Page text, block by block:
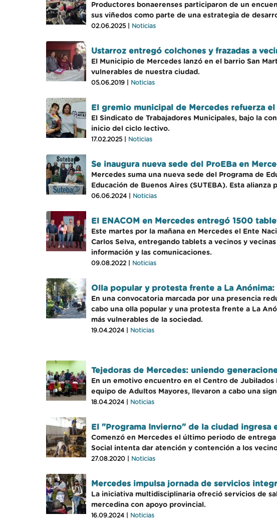
Productores bonaerenses participaron de un
sus viñedos como parte de una estrategia de
02.06.2025 | Noticias
Ustarroz entregó colchones y frazadas a
El Municipio de Mercedes lanzó en el barrio San
vulnerables de nuestra ciudad.
05.06.2019 | Noticias
El gremio municipal de Mercedes refuerza
El Sindicato de Trabajadores Municipales, bajo la
inicio del ciclo lectivo.
17.02.2025 | Noticias
Se inaugura nueva sede del ProEBa en
Mercedes suma una nueva sede del Programa de
Educación de Buenos Aires (SUTEBA). Esta
06.06.2024 | Noticias
El ENACOM en Mercedes entregó 1500
Este martes por la mañana en Mercedes el Ente
Carlos Selva, entregando tablets a vecinos y
información y las comunicaciones.
09.08.2022 | Noticias
Olla popular y protesta frente a La
En una convocatoria marcada por una presencia
cabo una olla popular y una protesta frente a La
más vulnerables de la sociedad.
19.04.2024 | Noticias
Tejedoras de Mercedes: uniendo
En un emotivo encuentro en el Centro de
equipo de Adultos Mayores, llevaron a cabo una
18.04.2024 | Noticias
El "Programa Invierno" de la ciudad ingresa
Comenzó en Mercedes el último periodo de
Social intenta dar atención y contención a los
27.08.2020 | Noticias
Mercedes impulsa jornada de servicios
La iniciativa multidisciplinaria ofreció servicios de
mercedina con apoyo provincial.
16.09.2024 | Noticias